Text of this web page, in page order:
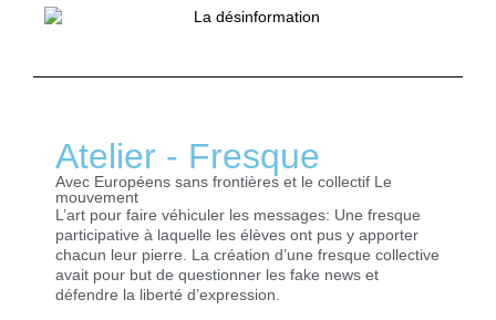
Atelier - Fresque ​
Avec Européens sans frontières et le collectif Le
mouvement
L’art pour faire véhiculer les messages: Une fresque
participative à laquelle les élèves ont pus y apporter
chacun leur pierre. La création d’une fresque collective
avait pour but de questionner les fake news et
défendre la liberté d’expression.